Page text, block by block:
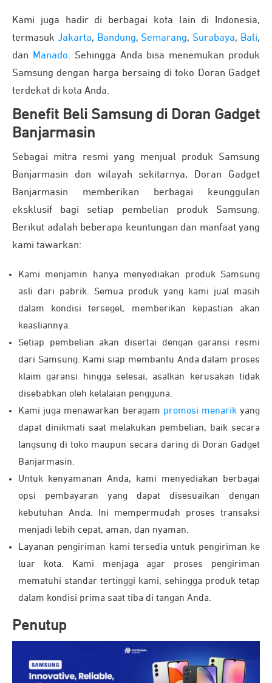
Kami juga hadir di berbagai kota lain di Indonesia,
termasuk Jakarta, Bandung, Semarang, Surabaya, Bali,
dan Manado. Sehingga Anda bisa menemukan produk
Samsung dengan harga bersaing di toko Doran Gadget
terdekat di kota Anda.
Benefit Beli Samsung di Doran Gadget
Banjarmasin
Sebagai mitra resmi yang menjual produk Samsung
Banjarmasin dan wilayah sekitarnya, Doran Gadget
Banjarmasin memberikan berbagai keunggulan
eksklusif bagi setiap pembelian produk Samsung.
Berikut adalah beberapa keuntungan dan manfaat yang
kami tawarkan:
Kami menjamin hanya menyediakan produk Samsung
asli dari pabrik. Semua produk yang kami jual masih
dalam kondisi tersegel, memberikan kepastian akan
keasliannya.
Setiap pembelian akan disertai dengan garansi resmi
dari Samsung. Kami siap membantu Anda dalam proses
klaim garansi hingga selesai, asalkan kerusakan tidak
disebabkan oleh kelalaian pengguna.
Kami juga menawarkan beragam promosi menarikyang
dapat dinikmati saat melakukan pembelian, baik secara
langsung di toko maupun secara daring di Doran Gadget
Banjarmasin.
Untuk kenyamanan Anda, kami menyediakan berbagai
opsi pembayaran yang dapat disesuaikan dengan
kebutuhan Anda. Ini mempermudah proses transaksi
menjadi lebih cepat, aman, dan nyaman.
Layanan pengiriman kami tersedia untuk pengiriman ke
luar kota. Kami menjaga agar proses pengiriman
mematuhi standar tertinggi kami, sehingga produk tetap
dalam kondisi prima saat tiba di tangan Anda.
Penutup